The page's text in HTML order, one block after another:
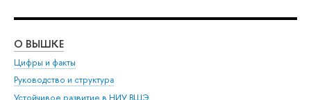
О ВЫШКЕ
Цифры и факты
Руководство и структура
Устойчивое развитие в НИУ ВШЭ